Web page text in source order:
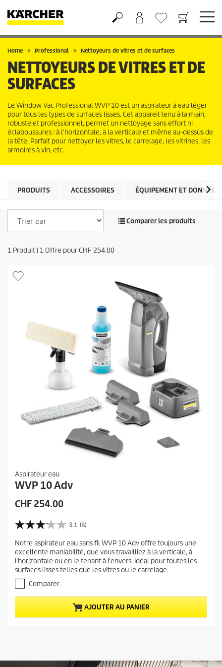
Panier
Liste d'envies
Home Professional Nettoyeurs de vitres et de surfaces
NETTOYEURS DE VITRES ET DE
SURFACES
Le Window Vac Professional WVP 10 est un aspirateur à eau léger
pour tous les types de surfaces lisses. Cet appareil tenu à la main,
robuste et professionnel, permet un nettoyage sans effort ni
éclaboussures : à lʼhorizontale, à la verticale et même au-dessus de
la tête. Parfait pour nettoyer les vitres, le carrelage, les vitrines, les
armoires à vin, etc.
PRODUITS ACCESSOIRES ÉQUIPEMENT ET
Comparer les produits
1 Produit | 1Offre pourCHF 254.00
Aspirateur eau
WVP 10 Adv
P
i
a
c
t
u
e
l
d
CHF 254.00
3.1 (8)
3
1
s
u
r
é
t
o
i
8
Notre aspirateur eau sans fil WVP 10 Adv offre toujours une
excellente maniabilité, que vous travailliez à la verticale, à
l'horizontale ou en le tenant à l'envers. Idéal pour toutes les
surfaces lisses telles que les vitres ou le carrelage.
Comparer
AJOUTER AU PANIER